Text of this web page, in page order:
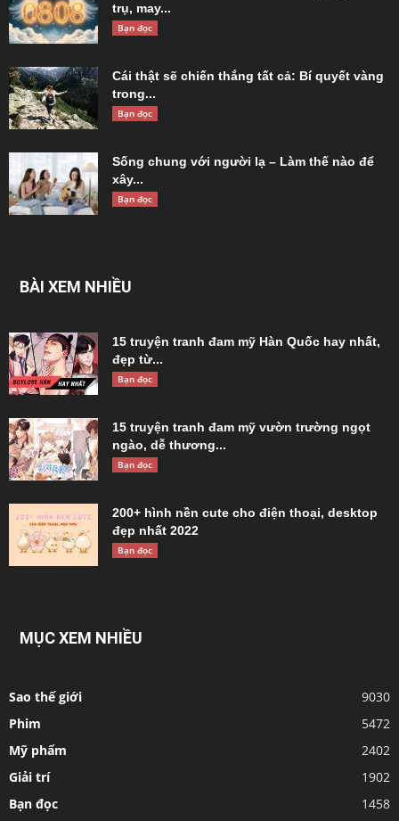
trụ, may...
Bạn đọc
Cái thật sẽ chiến thắng tất cả: Bí quyết vàng
trong...
Bạn đọc
Sống chung với người lạ – Làm thế nào để
xây...
Bạn đọc
BÀI XEM NHIỀU
15 truyện tranh đam mỹ Hàn Quốc hay nhất,
đẹp từ...
Bạn đọc
15 truyện tranh đam mỹ vườn trường ngọt
ngào, dễ thương...
Bạn đọc
200+ hình nền cute cho điện thoại, desktop
đẹp nhất 2022
Bạn đọc
MỤC XEM NHIỀU
Sao thế giới
9030
Phim
5472
Mỹ phẩm
2402
Giải trí
1902
Bạn đọc
1458